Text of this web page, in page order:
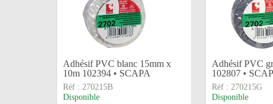
Adhésif PVC blanc 15mm x
10m 102394 • SCAPA
Réf : 270215B
Disponible
Adhésif PVC
102807 •
Réf : 270215G
Disponible